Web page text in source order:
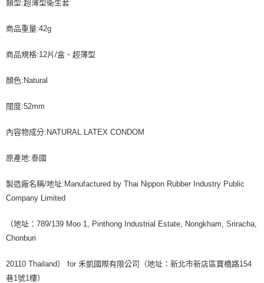
類型:超薄型衛生套
商品重量:42g
商品規格:12片/盒、超薄型
顏色:Natural
闊度:52mm
內容物成分:NATURAL LATEX CONDOM
原產地:泰國
製造廠名稱/地址:Manufactured by Thai Nippon Rubber Industry Public
Company Limited
（地址：789/139 Moo 1, Pinthong Industrial Estate, Nongkham, Sriracha,
Chonburi
20110 Thailand） for 禾凱國際有限公司（地址：新北市新店區寶橋路154
巷1號1樓）